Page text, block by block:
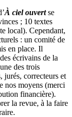
À ciel ouvertse
; 10 textes
local). Cependant,
: un comité de
en place. Il
écrivains de la
des trois
jurés, correcteurs et
nos moyens (merci
financière).
la revue, à la faire